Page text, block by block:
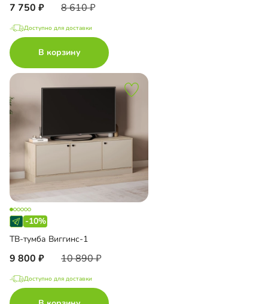
7 750 8 610
Доступно для доставки
В корзину
-10%
ТВ-тумба Виггинс-1
9 800 10 890
Доступно для доставки